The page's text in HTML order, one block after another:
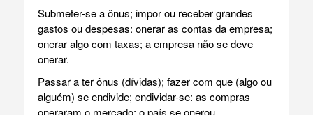
Submeter-se a ônus; impor ou receber grandes
gastos ou despesas: onerar as contas da empresa;
onerar algo com taxas; a empresa não se deve
onerar.
Passar a ter ônus (dívidas); fazer com que (algo ou
alguém) se endivide; endividar-se: as compras
oneraram o mercado; o país se onerou